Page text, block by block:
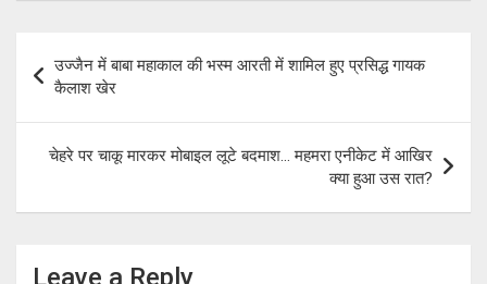
navigation
उज्जैन में बाबा महाकाल की भस्म आरती में शामिल हुए प्रसिद्ध गायक
कैलाश खेर
चेहरे पर चाकू मारकर मोबाइल लूटे बदमाश… महमरा एनीकेट में आखिर
क्या हुआ उस रात?
Leave a Reply